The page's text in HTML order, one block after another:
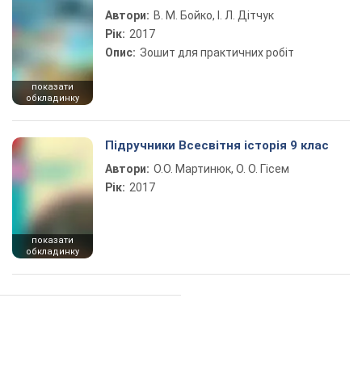
показати
обкладинку
Автори: В. М. Бойко, І. Л. Дітчук
Рік: 2017
Опис: Зошит для практичних робіт
показати
обкладинку
Підручники Всесвітня історія 9 клас
Автори: О.О. Мартинюк, О. О. Гісем
Рік: 2017